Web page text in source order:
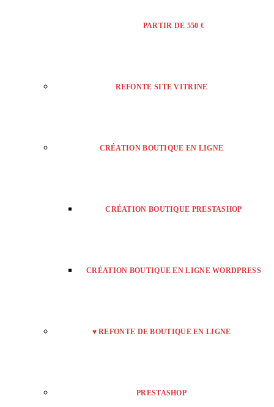
PARTIR DE 550 €
REFONTE SITE VITRINE
CRÉATION BOUTIQUE EN LIGNE
CRÉATION BOUTIQUE PRESTASHOP
CRÉATION BOUTIQUE EN LIGNE WORDPRESS
♥ REFONTE DE BOUTIQUE EN LIGNE
PRESTASHOP